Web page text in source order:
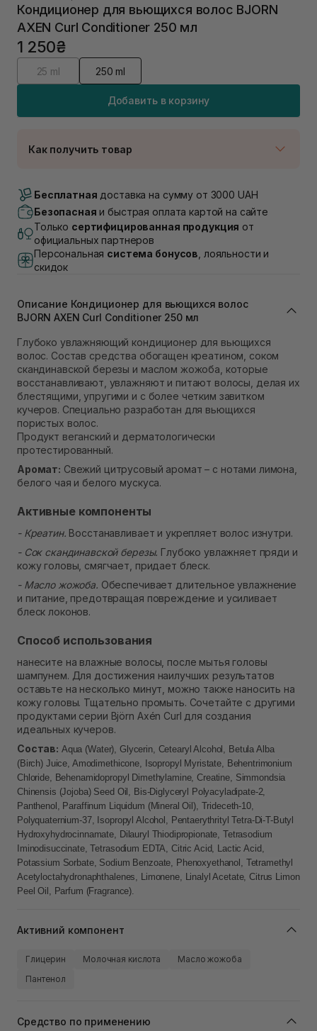
Кондиционер для вьющихся волос BJORN
AXEN Curl Conditioner 250 мл
1 250₴
25 ml 250 ml
Добавить в корзину
Как получить товар
В наличии
Самовывоз г. Луцк, Винниченка 4
Самовывоз г. Львов, ул. Академика Подстригача,
1В (Duck's Lake)
Самовывоз г. Львов ул. Степана Бандеры 43
В наличии
Самовывоз Ровно
В наличии
Самовывоз г. Ровно, ул. Кулика и Гудачека 23 (ТЦ
Нет в наличии!
Бесплатная доставка на сумму от 3000 UAH
Безопасная и быстрая оплата картой на сайте
Только сертифицированная продукция от
официальных партнеров
Персональная система бонусов , лояльности и
скидок
Описание Кондиционер для вьющихся волос
BJORN AXEN Curl Conditioner 250 мл
Глубоко увлажняющий кондиционер для вьющихся
волос. Состав средства обогащен креатином, соком
скандинавской березы и маслом жожоба, которые
восстанавливают, увлажняют и питают волосы, делая их
блестящими, упругими и с более четким завитком
кучеров. Специально разработан для вьющихся
пористых волос.
Продукт веганский и дерматологически
протестированный.
Аромат: Свежий цитрусовый аромат – с нотами лимона,
белого чая и белого мускуса.
Активные компоненты
- Креатин. Восстанавливает и укрепляет волос изнутри.
- Сок скандинавской березы. Глубоко увлажняет пряди и
кожу головы, смягчает, придает блеск.
- Масло жожоба. Обеспечивает длительное увлажнение
и питание, предотвращая повреждение и усиливает
блеск локонов.
Способ использования
нанесите на влажные волосы, после мытья головы
шампунем. Для достижения наилучших результатов
оставьте на несколько минут, можно также наносить на
кожу головы. Тщательно промыть. Сочетайте с другими
продуктами серии Björn Axén Curl для создания
идеальных кучеров.
Состав: Aqua (Water), Glycerin, Cetearyl Alcohol, Betula Alba
(Birch) Juice, Amodimethicone, Isopropyl Myristate, Behentrimonium
Chloride, Behenamidopropyl Dimethylamine, Creatine, Simmondsia
Chinensis (Jojoba) Seed Oil, Bis-Diglyceryl Polyacyladipate-2,
Panthenol, Paraffinum Liquidum (Mineral Oil), Trideceth-10,
Polyquaternium-37, Isopropyl Alcohol, Pentaerythrityl Tetra-Di-T-Butyl
Hydroxyhydrocinnamate, Dilauryl Thiodipropionate, Tetrasodium
Iminodisuccinate, Tetrasodium EDTA, Citric Acid, Lactic Acid,
Potassium Sorbate, Sodium Benzoate, Phenoxyethanol, Tetramethyl
Acetyloctahydronaphthalenes, Limonene, Linalyl Acetate, Citrus Limon
Peel Oil, Parfum (Fragrance).
Активний компонент
Глицерин Молочная кислота
Масло жожоба
Пантенол
Средство по применению